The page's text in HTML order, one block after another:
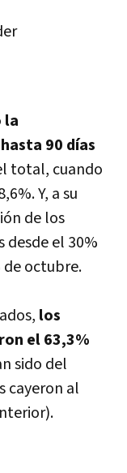
la
90 dí­as
total, cuando
Y, a su
de los
desde el 30%
octubre.
los
el 63,3%
sido del
cayeron al